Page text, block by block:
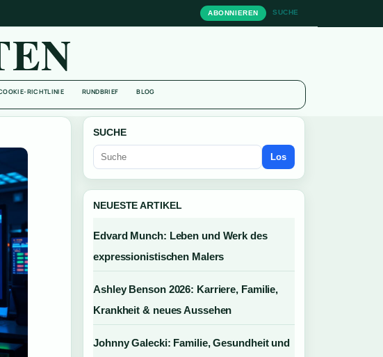
ABONNIEREN SUCHE
RICHTLINIE RUNDBRIEF BLOG
SUCHE
Los
NEUESTE ARTIKEL
Edvard Munch: Leben und Werk des
expressionistischen Malers
Ashley Benson 2026: Karriere, Familie,
Krankheit & neues Aussehen
Johnny Galecki: Familie, Gesundheit und